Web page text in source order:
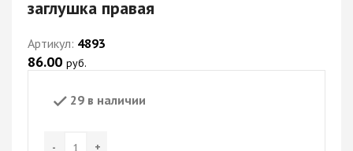
заглушка правая
Артикул: 4893
86.00 руб.
29 в наличии